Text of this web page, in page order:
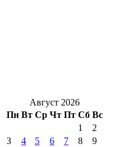
Август 2026
Пн Вт Ср Чт Пт Сб Вс
1
2
3
4 5 6 7 8
9